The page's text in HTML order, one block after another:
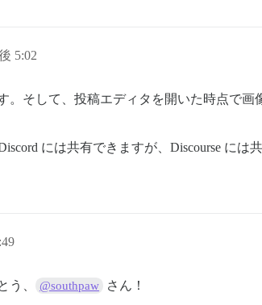
5:02
。そして、投稿エディタを開いた時点で
には共有できますが、Discourse には
う、 @southpaw さん！